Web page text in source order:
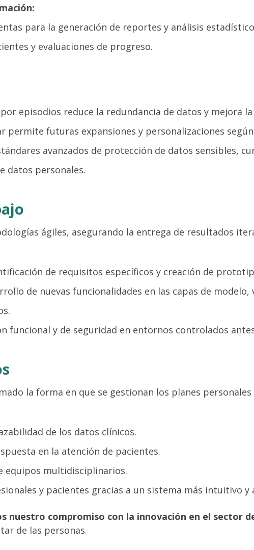
para la generación de reportes y análisis
y evaluaciones de progreso.
episodios reduce la redundancia de datos y mejora
permite futuras expansiones y personalizaciones
avanzados de protección de datos sensibles,
datos personales.
ágiles, asegurando la entrega de resultados
de requisitos específicos y creación de
de nuevas funcionalidades en las capas de
funcional y de seguridad en entornos controlados
la forma en que se gestionan los planes
de los datos clínicos.
en la atención de pacientes.
equipos multidisciplinarios.
y pacientes gracias a un sistema más intuitivo y
nuestro compromiso con la innovación en el sector
de las personas.